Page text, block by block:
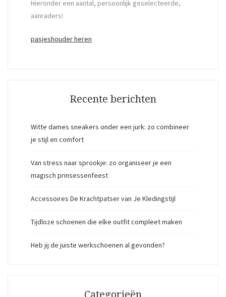
Hieronder een aantal, persoonlijk geselecteerde,
aanraders!
pasjeshouder heren
Recente berichten
Witte dames sneakers onder een jurk: zo combineer
je stijl en comfort
Van stress naar sprookje: zo organiseer je een
magisch prinsessenfeest
Accessoires De Krachtpatser van Je Kledingstijl
Tijdloze schoenen die elke outfit compleet maken
Heb jij de juiste werkschoenen al gevonden?